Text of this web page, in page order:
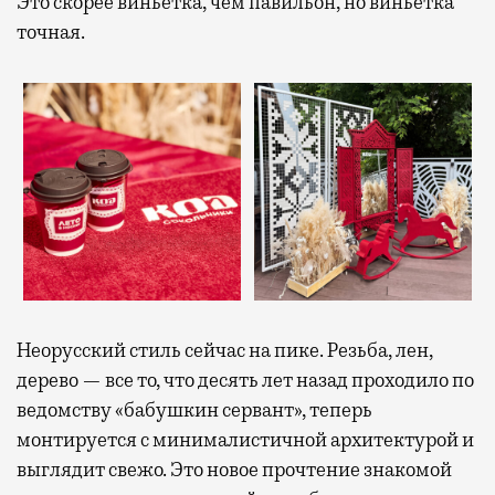
точная.
Неорусский стиль сейчас на пике. Резьба, лен,
дерево — все то, что десять лет назад проходило по
ведомству «бабушкин сервант», теперь
монтируется с минималистичной архитектурой и
выглядит свежо. Это новое прочтение знакомой